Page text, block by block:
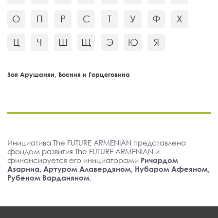
О П Р С Т У Ф Х
Ц Ч Ш Щ Э Ю Я
Зоя Арушанян, Босния и Герцеговина
Инициатива The FUTURE ARMENIAN представлена
фондом развития The FUTURE ARMENIAN и
финансируется его инициаторами Ричардом
Азарниа, Артуром Алавердяном, Нубаром Афеяном,
Рубеном Варданяном.